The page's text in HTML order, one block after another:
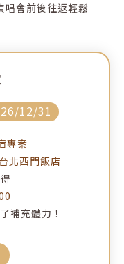
唱會前後往返輕鬆
12/31
專案
北西門飯店
補充體力！